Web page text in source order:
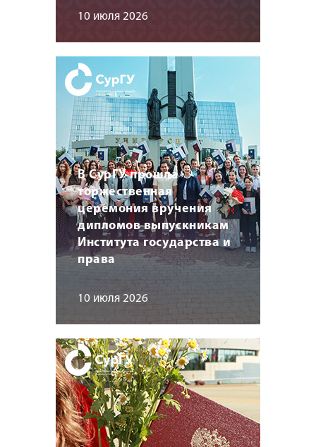
10 июля 2026
В СурГУ прошла
торжественная
церемония вручения
дипломов выпускникам
Института государства и
права
10 июля 2026